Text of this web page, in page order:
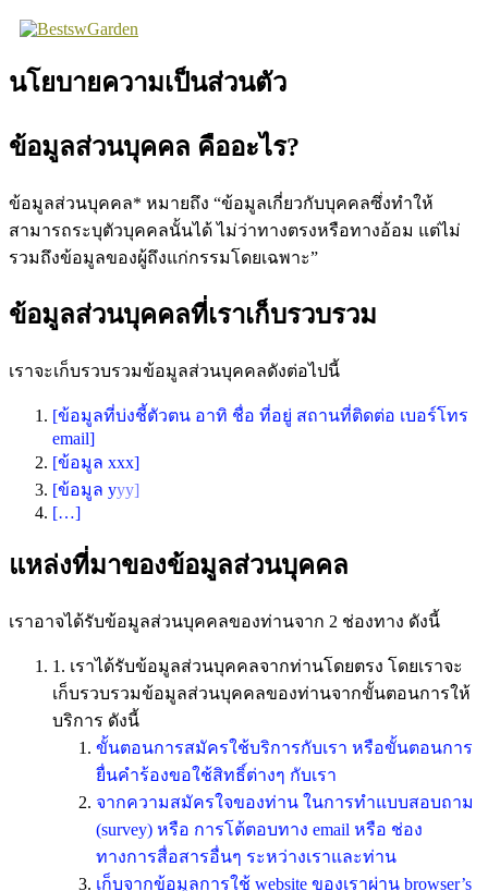
Skip
to
นโยบายความเป็นส่วนตัว
ข้อมูลส่วนบุคคล คืออะไร?
ข้อมูลส่วนบุคคล* หมายถึง “ข้อมูลเกี่ยวกับบุคคลซึ่งทำให้
สามารถระบุตัวบุคคลนั้นได้ ไม่ว่าทางตรงหรือทางอ้อม แต่ไม่
รวมถึงข้อมูลของผู้ถึงแก่กรรมโดยเฉพาะ”
ข้อมูลส่วนบุคคลที่เราเก็บรวบรวม
เราจะเก็บรวบรวมข้อมูลส่วนบุคคลดังต่อไปนี้
[ข้อมูลที่บ่งชี้ตัวตน อาทิ ชื่อ ที่อยู่ สถานที่ติดต่อ เบอร์โทร
email]
[ข้อมูล xxx]
[ข้อมูล yyy]
[…]
แหล่งที่มาของข้อมูลส่วนบุคคล
เราอาจได้รับข้อมูลส่วนบุคคลของท่านจาก 2 ช่องทาง ดังนี้
1. เราได้รับข้อมูลส่วนบุคคลจากท่านโดยตรง โดยเราจะ
เก็บรวบรวมข้อมูลส่วนบุคคลของท่านจากขั้นตอนการให้
บริการ ดังนี้
ขั้นตอนการสมัครใช้บริการกับเรา หรือขั้นตอนการ
ยื่นคำร้องขอใช้สิทธิ์ต่างๆ กับเรา
จากความสมัครใจของท่าน ในการทำแบบสอบถาม
(survey) หรือ การโต้ตอบทาง email หรือ ช่อง
ทางการสื่อสารอื่นๆ ระหว่างเราและท่าน
เก็บจากข้อมูลการใช้ website ของเราผ่าน browser’s